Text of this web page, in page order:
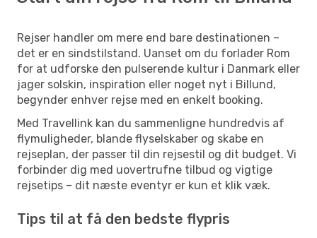
Rejser handler om mere end bare destinationen –
det er en sindstilstand. Uanset om du forlader Rom
for at udforske den pulserende kultur i Danmark eller
jager solskin, inspiration eller noget nyt i Billund,
begynder enhver rejse med en enkelt booking.
Med Travellink kan du sammenligne hundredvis af
flymuligheder, blande flyselskaber og skabe en
rejseplan, der passer til din rejsestil og dit budget. Vi
forbinder dig med uovertrufne tilbud og vigtige
rejsetips – dit næste eventyr er kun et klik væk.
Tips til at få den bedste flypris